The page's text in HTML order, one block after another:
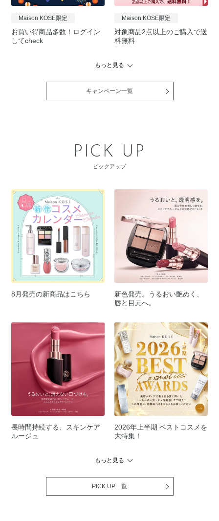
Maison KOSE限定
お買い得商品多数！ログイン
してcheck
Maison KOSE限定
対象商品2点以上のご購入で送
料無料
もっと見る
キャンペーン一覧
PICK UP
ピックアップ
8月発売の新商品はこちら
新色発売。うるおい艶めく、
唇と目元へ。
長時間持続する、スキンケア
ルージュ
2026年上半期 ベストコスメを
大特集！
もっと見る
PICK UP一覧